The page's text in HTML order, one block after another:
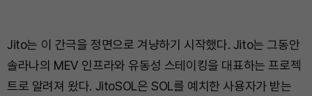
Jito는 이 간극을 정면으로 겨냥하기 시작했다. Jito는 그동안
솔라나의 MEV 인프라와 유동성 스테이킹을 대표하는 프로젝
트로 알려져 왔다. JitoSOL은 SOL를 예치한 사용자가 받는